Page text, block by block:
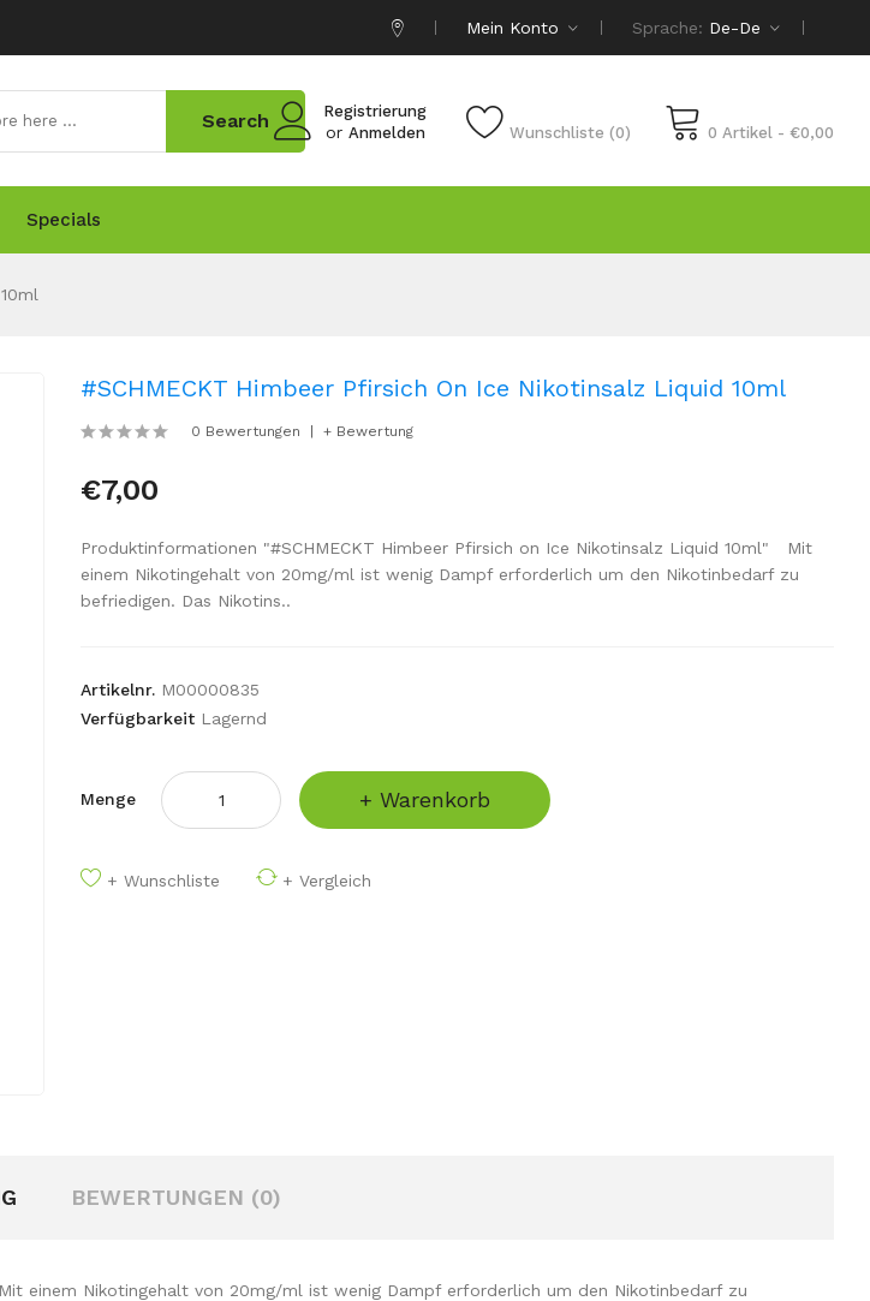
Mein Konto Sprache: De-De
Registrierung
or Anmelden Wunschliste (0) 0 Artikel - €0,00
Search
Specials
#SCHMECKT Himbeer Pfirsich On Ice Nikotinsalz Liquid 10ml
0 Bewertungen + Bewertung
€7,00
Produktinformationen "#SCHMECKT Himbeer Pfirsich on Ice Nikotinsalz Liquid 10ml" Mit
einem Nikotingehalt von 20mg/ml ist wenig Dampf erforderlich um den Nikotinbedarf zu
befriedigen. Das Nikotins..
Artikelnr. M00000835
Verfügbarkeit Lagernd
Menge + Warenkorb
+ Wunschliste + Vergleich
BEWERTUNGEN (0)
einem Nikotingehalt von 20mg/ml ist wenig Dampf erforderlich um den Nikotinbedarf zu